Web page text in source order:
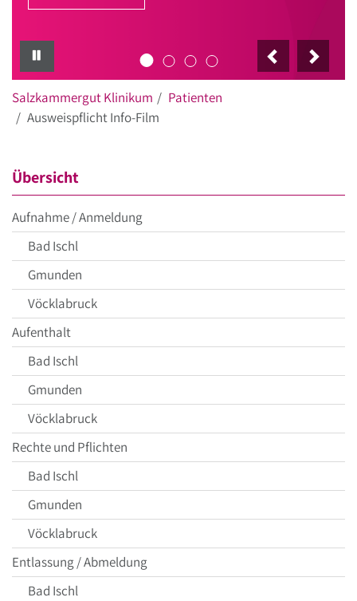
Salzkammergut Klinikum
Patienten
Ausweispflicht Info-Film
Übersicht
Aufnahme / Anmeldung
Bad Ischl
Gmunden
Vöcklabruck
Aufenthalt
Bad Ischl
Gmunden
Vöcklabruck
Rechte und Pflichten
Bad Ischl
Gmunden
Vöcklabruck
Entlassung / Abmeldung
Bad Ischl